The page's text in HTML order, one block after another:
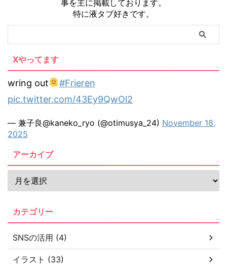
事を主に掲載しております。
特に液タブ好きです。
Xやってます
wring out
#Frieren
pic.twitter.com/43Ey9QwOl2
— 兼子良@kaneko_ryo (@otimusya_24) November 18,
2025
アーカイブ
カテゴリー
SNSの活用 (4)
イラスト (33)